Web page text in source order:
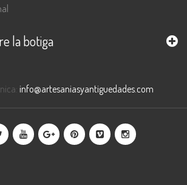
la botiga
info@artesaniasyantiguedades.com